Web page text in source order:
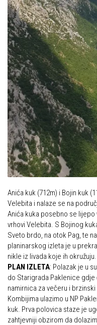
Alpinisti
Skijaši
Dan Željezničara na
Putopisi
Put ekspedicionizma
Ojos del Salado
Slavko Patačko
Tomislav Zoričić – Tom
Damir Bajs
Dijana Petrak
Željko Brdal
Markacijska komisija
Dosadašnje aktivnosti
Novosti Markacijske
Plan aktivnosti za 2025.
Putevi koje održava HPD
Povijest Markacijske
Anića kuk (712m) i Bojin kuk
Velebita i nalaze se na
Anića kuka posebno se
vrhovi Velebita. S Bojinog
Sveto brdo, na otok Pag, te
planinarskog izleta je u
nikle iz livada koje ih okružuju.
PLAN IZLETA: Polazak je u
do Starigrada Paklenice gdje
namirnica za večeru i
Kombijima ulazimo u NP
kuk. Prva polovica staze je
zahtjevniji obzirom da